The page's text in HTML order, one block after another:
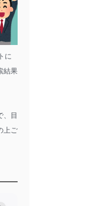
に
結果
、目
上ご